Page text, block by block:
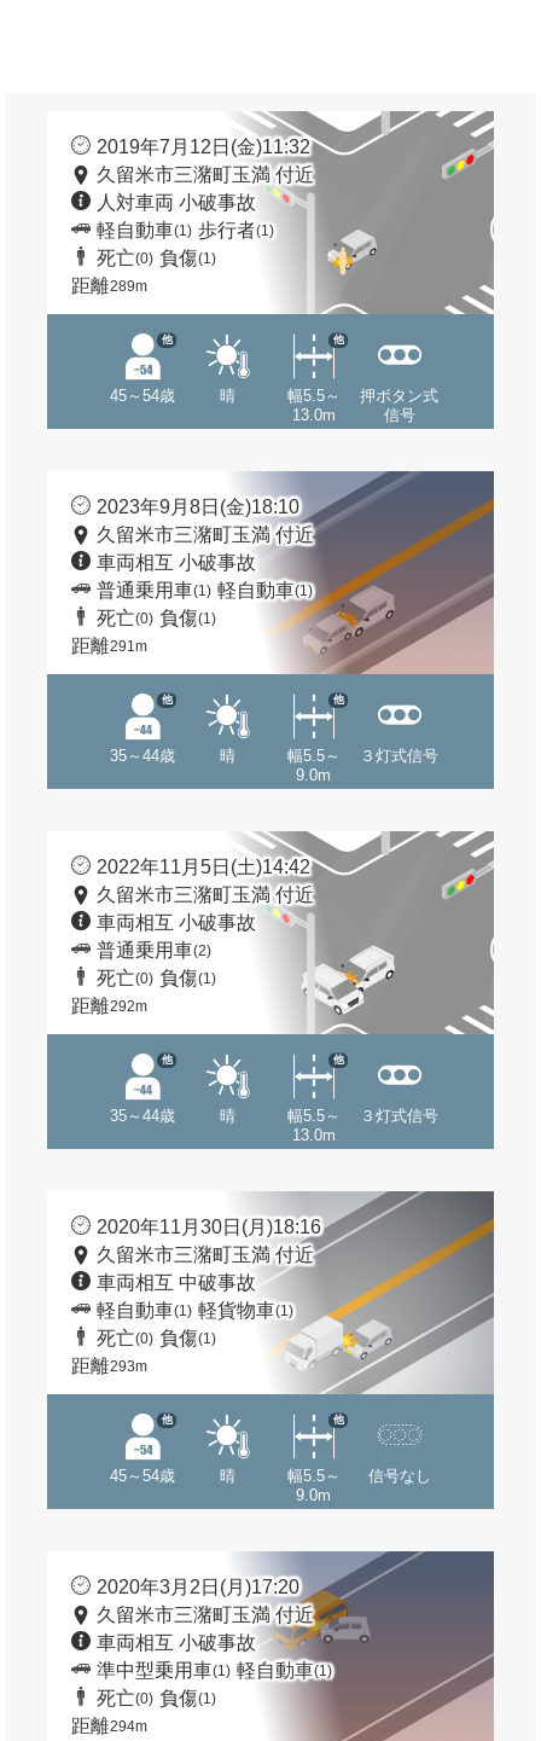
2019年7月12日(金)11:32
久留米市三潴町玉満 付近
人対車両 小破事故
軽自動車(1) 歩行者(1)
死亡(0) 負傷(1)
距離289m
45～54歳
他
晴
幅5.5～
13.0m
他
押ボタン式
信号
2023年9月8日(金)18:10
久留米市三潴町玉満 付近
車両相互 小破事故
普通乗用車(1) 軽自動車(1)
死亡(0) 負傷(1)
距離291m
35～44歳
他
晴
幅5.5～
9.0m
他
３灯式信号
2022年11月5日(土)14:42
久留米市三潴町玉満 付近
車両相互 小破事故
普通乗用車(2)
死亡(0) 負傷(1)
距離292m
35～44歳
他
晴
幅5.5～
13.0m
他
３灯式信号
2020年11月30日(月)18:16
久留米市三潴町玉満 付近
車両相互 中破事故
軽自動車(1) 軽貨物車(1)
死亡(0) 負傷(1)
距離293m
45～54歳
他
晴
幅5.5～
9.0m
他
信号なし
2020年3月2日(月)17:20
久留米市三潴町玉満 付近
車両相互 小破事故
準中型乗用車(1) 軽自動車(1)
死亡(0) 負傷(1)
距離294m